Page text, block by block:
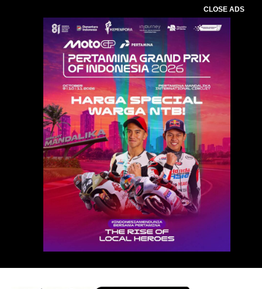
CLOSE ADS
Baca Juga : InJourney Sukses Gelar Aquabike
Jetski World Championship 2024